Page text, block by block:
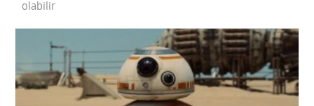
olabilir